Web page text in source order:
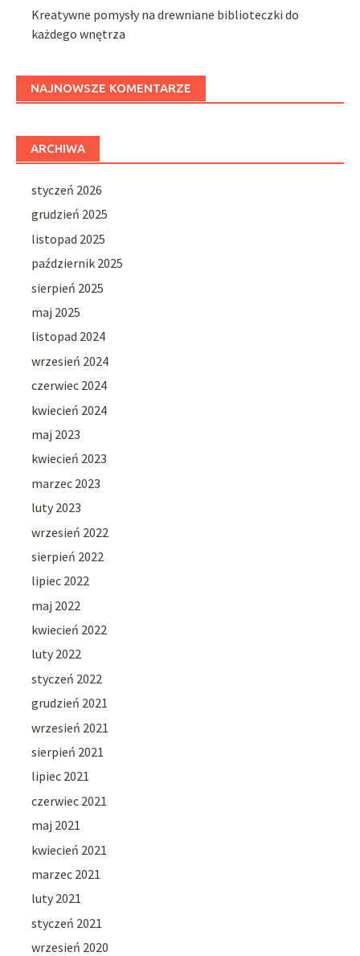
Kreatywne pomysły na drewniane biblioteczki do
każdego wnętrza
NAJNOWSZE KOMENTARZE
ARCHIWA
styczeń 2026
grudzień 2025
listopad 2025
październik 2025
sierpień 2025
maj 2025
listopad 2024
wrzesień 2024
czerwiec 2024
kwiecień 2024
maj 2023
kwiecień 2023
marzec 2023
luty 2023
wrzesień 2022
sierpień 2022
lipiec 2022
maj 2022
kwiecień 2022
luty 2022
styczeń 2022
grudzień 2021
wrzesień 2021
sierpień 2021
lipiec 2021
czerwiec 2021
maj 2021
kwiecień 2021
marzec 2021
luty 2021
styczeń 2021
wrzesień 2020